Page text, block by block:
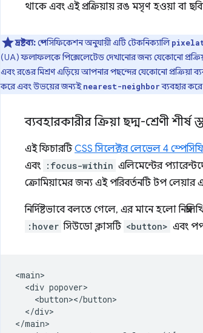
থাকে এবং এই প্রক্রিয়ায় রঙ মসৃণ হওয়া বা
দ্রষ্টব্য:স্পেসিফিকেশন অনুযায়ী এটি টেকনিক্যালি
(UA) ফলাফলকে পিক্সেলেটেড দেখানোর জন্য যেকোনো
এবং রঙের মিশ্রণ এড়িয়ে আপনার পছন্দের যেকোনো প্রক্রিয়া
করে এবং উভয়ের জন্যইnearest-neighborব্যবহার
ব্যবহারকারীর ক্রিয়া ছদ্ম-শ্রেণী শীর্ষ
এই ফিচারটিCSS সিলেক্টর লেভেল 4
এবং :focus-within এলিমেন্টের
ক্রোমিয়ামের জন্য এই পরিবর্তনটি টপ লেয়ার
নির্দিষ্টভাবে বলতে গেলে, এর মানে হলো
:hover সিউডো ক্লাসটি <button> এবং
<main>
  <div popover>
    <button></button>
  </div>
</main>